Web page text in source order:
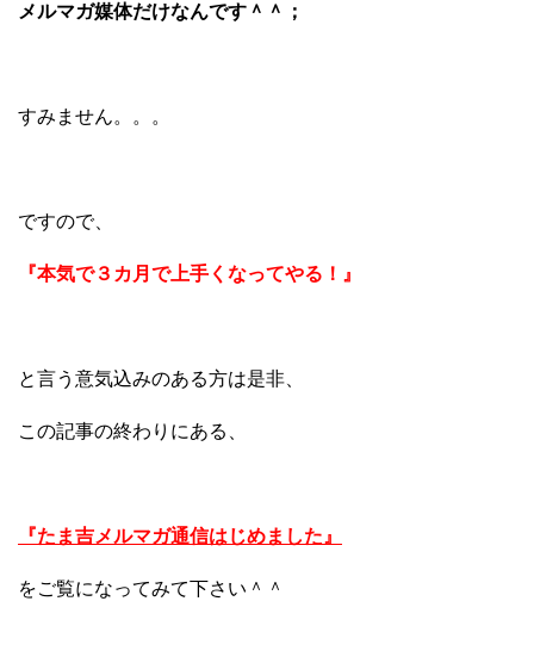
メルマガ媒体だけなんです＾＾；
すみません。。。
ですので、
『本気で３カ月で上手くなってやる！』
と言う意気込みのある方は是非、
この記事の終わりにある、
『たま吉メルマガ通信はじめました』
をご覧になってみて下さい＾＾